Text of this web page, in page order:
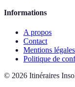
Informations
A propos
Contact
Mentions légales
Politique de
© 2026 Itinéraires